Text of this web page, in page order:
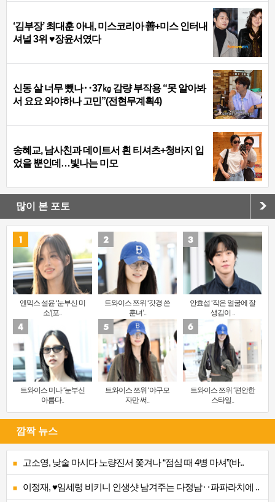
‘김부장’ 최대훈 아내, 미스코리아 善+미스 인터내
셔널 3위 ♥장윤서였다
신동 살 너무 뺐나‥37㎏ 감량 부작용 “못 알아봐
서 요요 와야하나 고민”(전현무계획4)
송혜교, 남사친과 데이트서 흰 티셔츠+청바지 입
었을 뿐인데…빛나는 미모
많이 본 포토
엔믹스 설윤 ‘눈부신 미
소’[포..
트와이스 쯔위 ‘갓경 쓴
훈녀’..
안효섭 ‘작은 얼굴에 잘
생김이 ..
트와이스 미나 ‘눈부신
아름다..
트와이스 쯔위 ‘야구모
자만 써..
트와이스 쯔위 ‘편안한
스타일..
깜짝 뉴스
고소영, 낮술 마시다 노량진서 쫓겨나 “점심 때 4병 마셔”(바..
이정재, ♥임세령 비키니 인생샷 남겨주는 다정남‥파파라치에 ..